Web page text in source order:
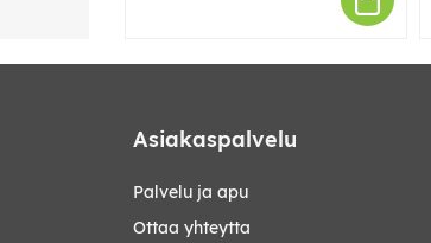
Asiakaspalvelu
Palvelu ja apu
Ottaa yhteytta